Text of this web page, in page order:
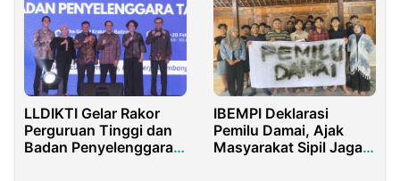
LLDIKTI Gelar Rakor
Perguruan Tinggi dan
Badan Penyelenggara
IBEMPI Deklarasi
Pemilu Damai, Ajak
Masyarakat Sipil Jaga